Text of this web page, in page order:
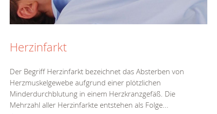
Herzinfarkt
Der Begriff Herzinfarkt bezeichnet das Absterben von
Herzmuskelgewebe aufgrund einer plötzlichen
Minderdurchblutung in einem Herzkranzgefäß. Die
Mehrzahl aller Herzinfarkte entstehen als Folge...